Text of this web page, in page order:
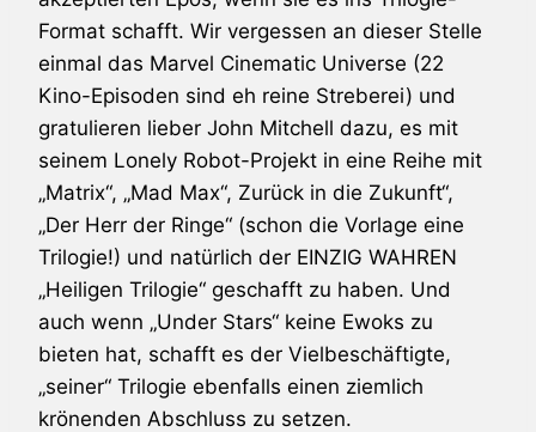
Format schafft. Wir vergessen an dieser Stelle
einmal das Marvel Cinematic Universe (22
Kino-Episoden sind eh reine Streberei) und
gratulieren lieber John Mitchell dazu, es mit
seinem Lonely Robot-Projekt in eine Reihe mit
„Matrix“, „Mad Max“, Zurück in die Zukunft“,
„Der Herr der Ringe“ (schon die Vorlage eine
Trilogie!) und natürlich der EINZIG WAHREN
„Heiligen Trilogie“ geschafft zu haben. Und
auch wenn „Under Stars“ keine Ewoks zu
bieten hat, schafft es der Vielbeschäftigte,
„seiner“ Trilogie ebenfalls einen ziemlich
krönenden Abschluss zu setzen.